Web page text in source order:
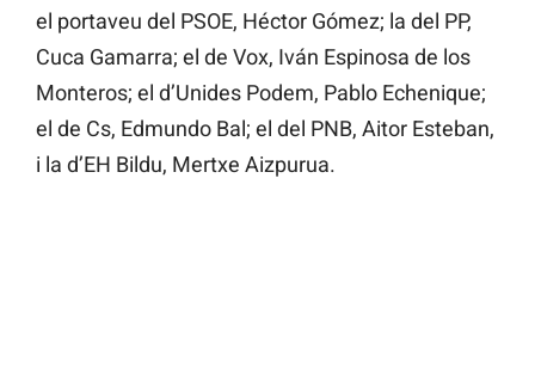
el portaveu del PSOE, Héctor Gómez; la del PP,
Cuca Gamarra; el de Vox, Iván Espinosa de los
Monteros; el d’Unides Podem, Pablo Echenique;
el de Cs, Edmundo Bal; el del PNB, Aitor Esteban,
i la d’EH Bildu, Mertxe Aizpurua.